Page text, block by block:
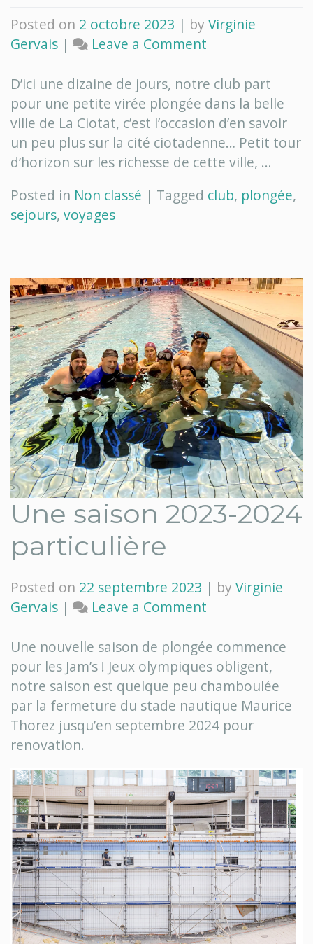
Posted on 2 octobre 2023 | byVirginie
Gervais | Leave a Comment
sur
La
Ciotat
D’ici une dizaine de jours, notre club part
pour une petite virée plongée dans la belle
ville de La Ciotat, c’est l’occasion d’en savoir
un peu plus sur la cité ciotadenne… Petit tour
d’horizon sur les richesse de cette ville, …
Posted in Non classé | Tagged club, plongée,
sejours, voyages
Une saison 2023-2024
particulière
Posted on 22 septembre 2023 | byVirginie
Gervais | Leave a Comment
saison
2023-
2024
particulière
Une nouvelle saison de plongée commence
pour les Jam’s ! Jeux olympiques obligent,
notre saison est quelque peu chamboulée
par la fermeture du stade nautique Maurice
Thorez jusqu’en septembre 2024 pour
renovation.